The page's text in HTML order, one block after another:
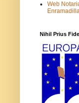
Web
Nihil Prius Fide